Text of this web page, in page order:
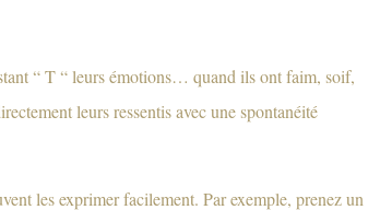
“ T “ leurs émotions… quand ils ont faim, soif,
leurs ressentis avec une spontanéité
les exprimer facilement. Par exemple, prenez un